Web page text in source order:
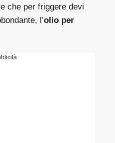
che per friggere devi
l’olio per